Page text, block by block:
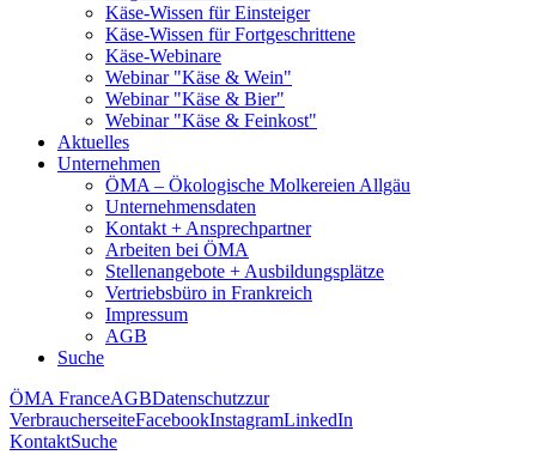
Käse-Wissen für Einsteiger
Käse-Wissen für Fortgeschrittene
Käse-Webinare
Webinar "Käse & Wein"
Webinar "Käse & Bier"
Webinar "Käse & Feinkost"
Aktuelles
Unternehmen
ÖMA – Ökologische Molkereien Allgäu
Unternehmensdaten
Kontakt + Ansprechpartner
Arbeiten bei ÖMA
Stellenangebote + Ausbildungsplätze
Vertriebsbüro in Frankreich
Impressum
AGB
Suche
ÖMA FranceAGBDatenschutzzur
VerbraucherseiteFacebookInstagramLinkedIn
KontaktSuche